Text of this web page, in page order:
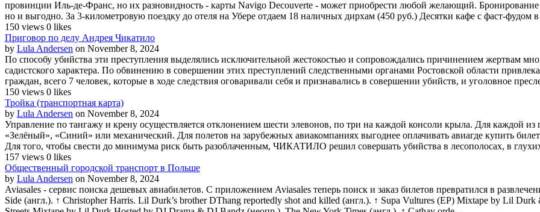
провинции Иль-де-Франс, но их разновидность - карты Navigo Decouverte - может приобрести любой желающий. Бронирование
но и выгодно. За 3-километровую поездку до отеля на Убере отдаем 18 наличных дирхам (450 руб.) Десятки кафе с фаст-фудом
150 views 0 likes
Приговор по делу Андрея Чикатило
by Lula Andersen on November 8, 2024
По способу убийства эти преступления выделялись исключительной жестокостью и сопровождались причинением жертвам
садистского характера. По обвинению в совершении этих преступлений следственными органами Ростовской области
граждан, всего 7 человек, которые в ходе следствия оговаривали себя и признавались в совершении убийств, и уголовное
150 views 0 likes
Тройка (транспортная карта)
by Lula Andersen on November 8, 2024
Управление по тангажу и крену осуществляется отклонением шести элевонов, по три на каждой консоли крыла. Для каждой
«Зелёный», «Синий» или механический. Для полетов на зарубежных авиакомпаниях выгоднее оплачивать авиагде купить
Для того, чтобы свести до минимума риск быть разоблаченным, ЧИКАТИЛО решил совершать убийства в лесополосах, в
157 views 0 likes
Общественный городской транспорт в Польше
by Lula Andersen on November 8, 2024
Aviasales - сервис поиска дешевых авиабилетов. С приложением Aviasales теперь поиск и заказ билетов превратился в
Side (англ.). ↑ Christopher Harris. Lil Durk’s brother DThang reportedly shot and killed (англ.). ↑ Supa Vultures (EP) Mixtape by Lil